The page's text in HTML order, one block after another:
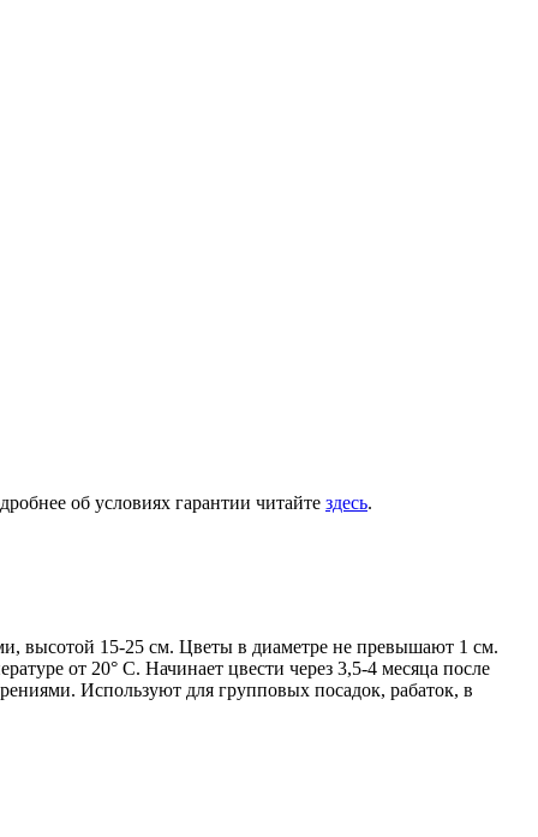
об условиях гарантии читайте здесь.
высотой 15-25 см. Цветы в диаметре не превышают 1 см.
от 20° С. Начинает цвести через 3,5-4 месяца после
Используют для групповых посадок, рабаток, в